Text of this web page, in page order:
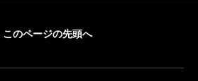
このページの先頭へ